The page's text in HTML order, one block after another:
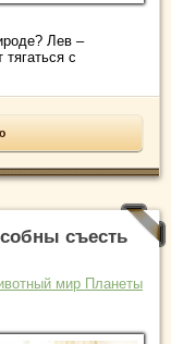
Лев –
с
съесть
мир Планеты